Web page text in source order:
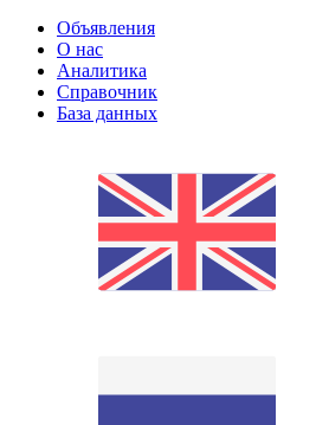
Объявления
О нас
Аналитика
Справочник
База данных